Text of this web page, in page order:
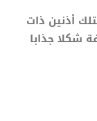
أذنين ذات
شكلا جذابا